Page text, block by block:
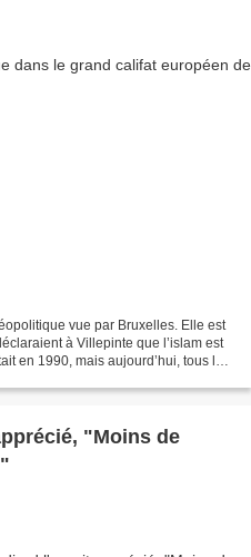
vue par Bruxelles. Elle est
à Villepinte que l’islam est
en 1990, mais aujourd’hui, tous les
"Moins de